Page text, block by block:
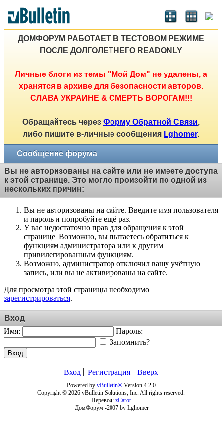
ДОМФОРУМ РАБОТАЕТ В ТЕСТОВОМ РЕЖИМЕ
ПОСЛЕ ДОЛГОЛЕТНЕГО READONLY
Личные блоги из темы "Мой Дом" не удалены, а
хранятся в архиве для безопасности авторов.
СЛАВА УКРАИНЕ & СМЕРТЬ ВОРОГАМ!!!
Обращайтесь через Форму Обратной Связи,
либо пишите в-личные сообщения Lghomer.
Сообщение форума
Вы не авторизованы на сайте или не имеете доступа
к этой странице. Это могло произойти по одной из
нескольких причин:
Вы не авторизованы на сайте. Введите имя пользователя
и пароль и попробуйте ещё раз.
У вас недостаточно прав для обращения к этой
странице. Возможно, вы пытаетесь обратиться к
функциям администратора или к другим
привилегированным функциям.
Возможно, администратор отключил вашу учётную
запись, или вы не активированы на сайте.
Для просмотра этой страницы необходимо
зарегистрироваться.
Вход
Имя:
Пароль:
Запомнить?
Вход
Вход Регистрация Вверх
Powered by vBulletin®Version 4.2.0
Copyright © 2026 vBulletin Solutions, Inc. All rights reserved.
Перевод: zCarot
ДомФорум -2007 by Lghomer